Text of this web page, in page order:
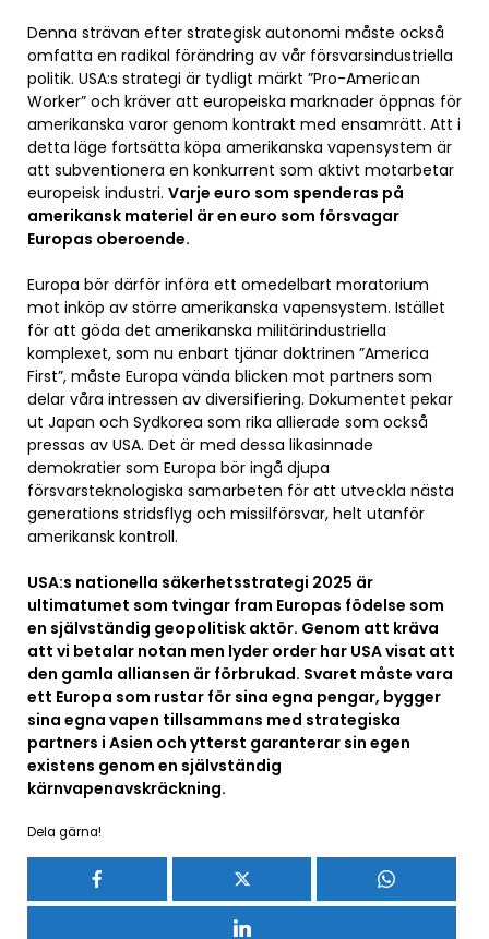
Denna strävan efter strategisk autonomi måste också
omfatta en radikal förändring av vår försvarsindustriella
politik. USA:s strategi är tydligt märkt ”Pro-American
Worker” och kräver att europeiska marknader öppnas för
amerikanska varor genom kontrakt med ensamrätt. Att i
detta läge fortsätta köpa amerikanska vapensystem är
att subventionera en konkurrent som aktivt motarbetar
europeisk industri. Varje euro som spenderas på
amerikansk materiel är en euro som försvagar
Europas oberoende.
Europa bör därför införa ett omedelbart moratorium
mot inköp av större amerikanska vapensystem. Istället
för att göda det amerikanska militärindustriella
komplexet, som nu enbart tjänar doktrinen ”America
First”, måste Europa vända blicken mot partners som
delar våra intressen av diversifiering. Dokumentet pekar
ut Japan och Sydkorea som rika allierade som också
pressas av USA. Det är med dessa likasinnade
demokratier som Europa bör ingå djupa
försvarsteknologiska samarbeten för att utveckla nästa
generations stridsflyg och missilförsvar, helt utanför
amerikansk kontroll.
USA:s nationella säkerhetsstrategi 2025 är
ultimatumet som tvingar fram Europas födelse som
en självständig geopolitisk aktör. Genom att kräva
att vi betalar notan men lyder order har USA visat att
den gamla alliansen är förbrukad. Svaret måste vara
ett Europa som rustar för sina egna pengar, bygger
sina egna vapen tillsammans med strategiska
partners i Asien och ytterst garanterar sin egen
existens genom en självständig
kärnvapenavskräckning.
Dela gärna!